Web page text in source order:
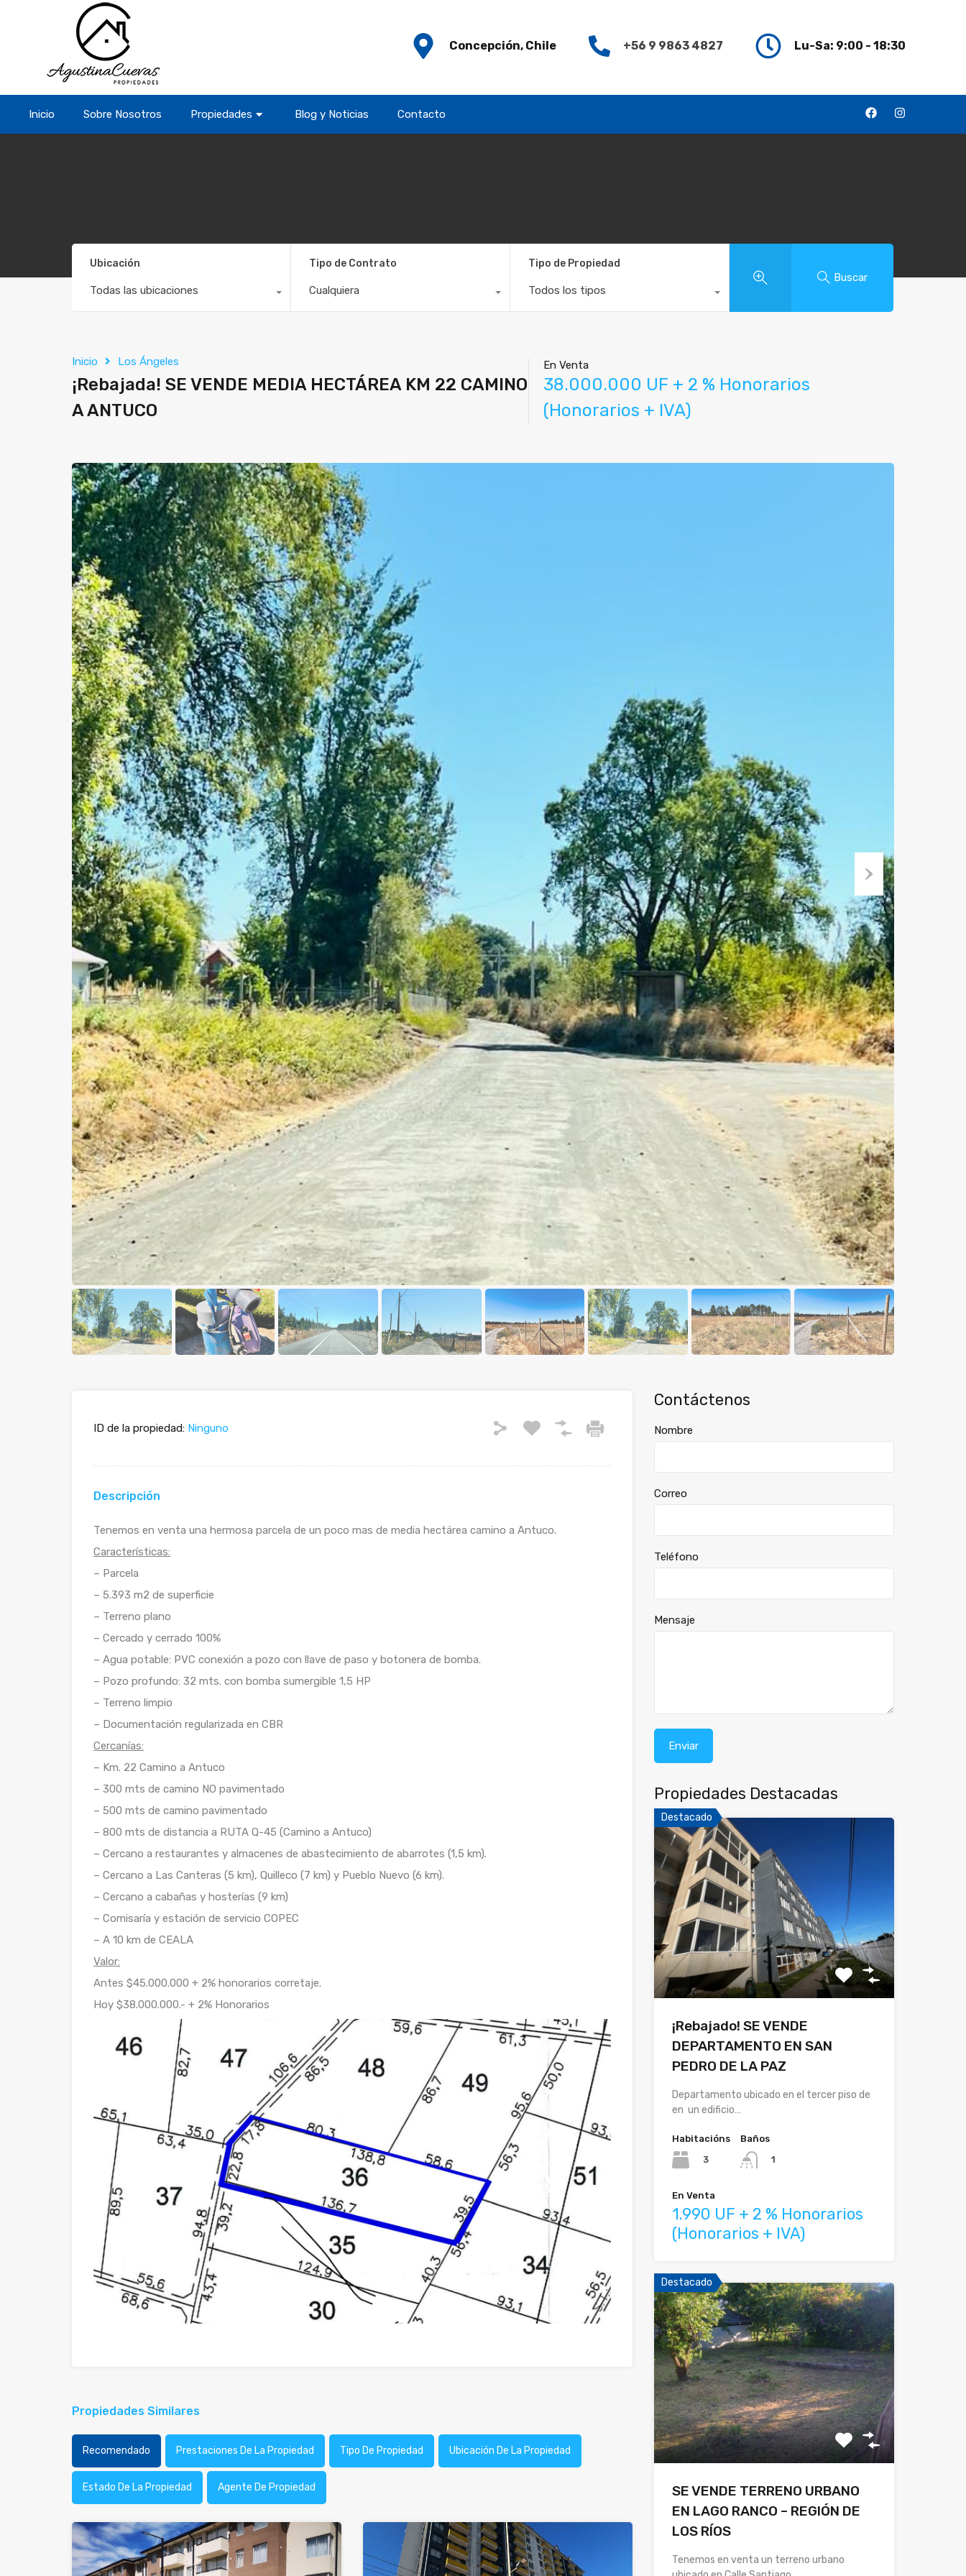
Concepción, Chile +56 9 9863 4827 Lu-Sa: 9:00 - 18:30
Inicio Sobre Nosotros Propiedades Blog y Noticias Contacto
Ubicación
Todas las ubicaciones
Tipo de Contrato
Cualquiera
Tipo de Propiedad
Todos los tipos
Buscar
Inicio Los Ángeles
¡Rebajada! SE VENDE MEDIA HECTÁREA KM 22 CAMINO
A ANTUCO
En Venta
38.000.000 UF + 2 % Honorarios
(Honorarios + IVA)
ID de la propiedad: Ninguno
Descripción
Tenemos en venta una hermosa parcela de un poco mas de media hectárea camino a Antuco.
Características:
– Parcela
– 5.393 m2 de superficie
– Terreno plano
– Cercado y cerrado 100%
– Agua potable: PVC conexión a pozo con llave de paso y botonera de bomba.
– Pozo profundo: 32 mts. con bomba sumergible 1,5 HP
– Terreno limpio
– Documentación regularizada en CBR
Cercanías:
– Km. 22 Camino a Antuco
– 300 mts de camino NO pavimentado
– 500 mts de camino pavimentado
– 800 mts de distancia a RUTA Q-45 (Camino a Antuco)
– Cercano a restaurantes y almacenes de abastecimiento de abarrotes (1,5 km).
– Cercano a Las Canteras (5 km), Quilleco (7 km) y Pueblo Nuevo (6 km).
– Cercano a cabañas y hosterías (9 km)
– Comisaría y estación de servicio COPEC
– A 10 km de CEALA
Valor:
Antes $45.000.000 + 2% honorarios corretaje.
Hoy $38.000.000.- + 2% Honorarios
Propiedades Similares
Recomendado Prestaciones De La Propiedad Tipo De Propiedad Ubicación De La Propiedad
Estado De La Propiedad Agente De Propiedad
Contáctenos
Nombre
Correo
Teléfono
Mensaje
Propiedades Destacadas
Destacado
¡Rebajado! SE VENDE
DEPARTAMENTO EN SAN
PEDRO DE LA PAZ
Departamento ubicado en el tercer piso de
en un edificio…
Habitacións
3
Baños
1
En Venta
1.990 UF + 2 % Honorarios
(Honorarios + IVA)
Destacado
SE VENDE TERRENO URBANO
EN LAGO RANCO – REGIÓN DE
LOS RÍOS
Tenemos en venta un terreno urbano